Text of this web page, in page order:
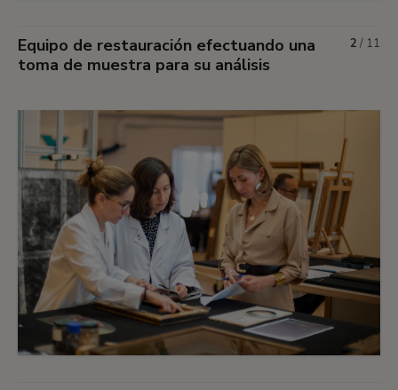
Equipo de restauración efectuando una
toma de muestra para su análisis
2 / 11